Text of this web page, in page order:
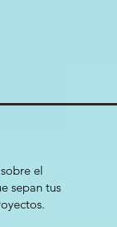
el
sepan tus